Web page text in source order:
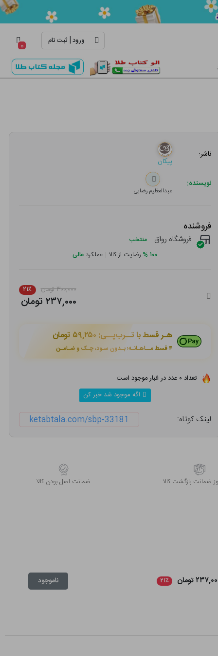
ورود| ثبت نام ۰
ناشر:
پیکان
نویسنده:
عبدالعظیم رضایی
فروشنده
فروشگاه رواق منتخب
۱۰۰ % رضایت از کالا | عملکرد عالی
۳۰۰,۰۰۰ تومان ۲۱٪
۲۳۷,۰۰۰ تومان
هـر قسط با تــرب‌پــی: ۵۹,۲۵۰ تومان
۴ قسط مــاهـانـه؛ بـدون سـود، چـک و ضـامـن
تعداد ۰ عدد در انبار موجود است
اگه موجود شد خبر کن
لینک کوتاه: ketabtala.com/sbp-33181
ضمانت بازگشت کالا ﺿﻤﺎﻧﺖ اﺻﻞ ﺑﻮدن ﮐﺎﻟﺎ
تومان ۲۱٪ ناموجود